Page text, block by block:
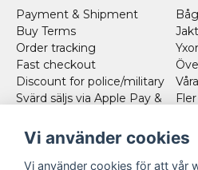
Payment & Shipment
Buy Terms
Order tracking
Fast checkout
Discount for police/military
Svärd säljs via Apple Pay &
Norweigan customers
Cookies
Yxor
Vi använder cookies
Vi använder cookies för att vår